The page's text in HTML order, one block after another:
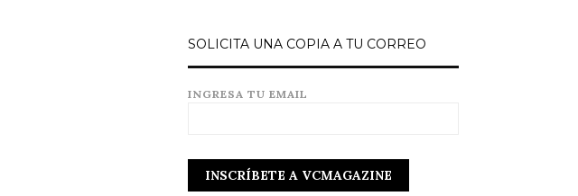
SOLICITA UNA COPIA A TU CORREO
INGRESA TU EMAIL